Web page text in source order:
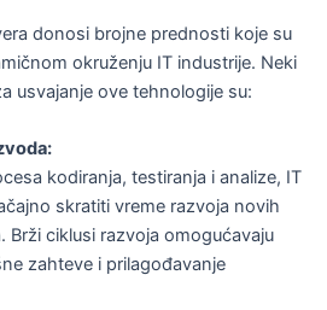
donosi brojne prednosti koje su
okruženju IT industrije. Neki
usvajanje ove tehnologije su:
kodiranja, testiranja i analize, IT
skratiti vreme razvoja novih
Brži ciklusi razvoja omogućavaju
zahteve i prilagođavanje